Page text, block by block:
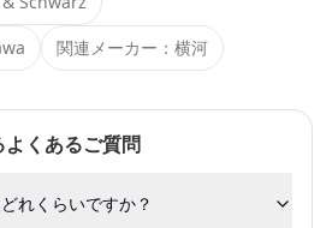
関連メーカー： 横河
くあるご質問
れくらいですか？